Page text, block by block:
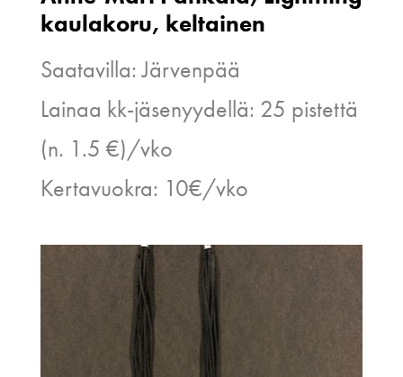
kaulakoru, keltainen
Saatavilla: Järvenpää
Lainaa kk-jäsenyydellä: 25 pistettä
(n. 1.5 €)/vko
Kertavuokra: 10€/vko